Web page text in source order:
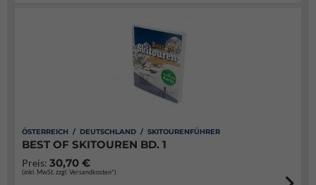
ÖSTERREICH / DEUTSCHLAND / SKITOURENFÜHRER
BEST OF SKITOUREN BD. 1
Preis: 30,70 €
(inkl. MwSt. zzgl. Versandkosten*)